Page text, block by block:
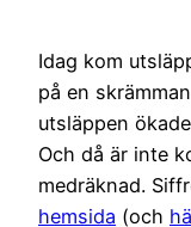
Idag kom
på en
utsläppen
Och då är inte
medräknad.
hemsida (och